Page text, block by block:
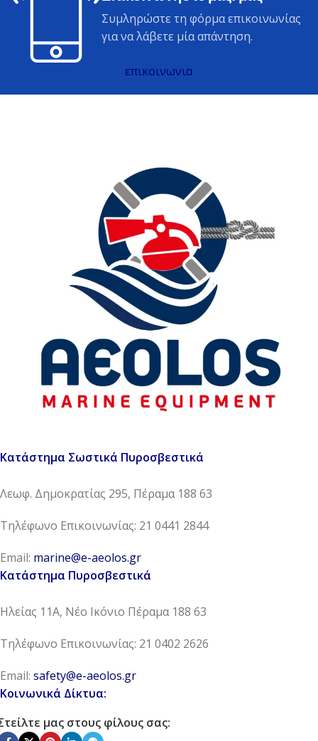
Συμληρώστε τη φόρμα επικοινωνίας
για να λάβετε μία απάντηση.
επικοινωνια
Κατάστημα Σωστικά Πυροσβεστικά
Λεωφ. Δημοκρατίας 295, Πέραμα 188 63
Τηλέφωνο Επικοινωνίας: 21 0441 2844
Email: marine@e-aeolos.gr
Κατάστημα Πυροσβεστικά
Ηλείας 11Α, Νέο Ικόνιο Πέραμα 188 63
Τηλέφωνο Επικοινωνίας: 21 0402 2626
Email: safety@e-aeolos.gr
Κοινωνικά Δίκτυα:
μας στους φίλους σας: